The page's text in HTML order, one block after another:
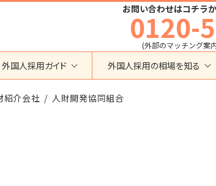
お問い合わせはコチラ
0120-
(外部のマッチング案
在留資格から検索する
外国人採用ガイド
定技能
外国人採用の相場を知る
育成就労外国人の受け入れ
紹介会社 人財開発協同組合